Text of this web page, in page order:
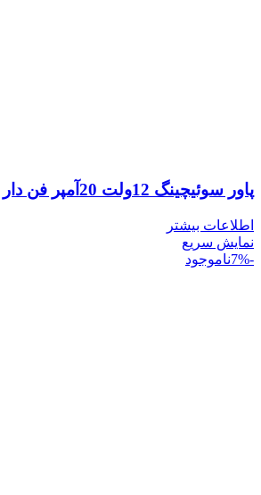
پاور سوئیچینگ 12ولت 20آمپر فن دار
اطلاعات بیشتر
نمایش سریع
-7%
ناموجود